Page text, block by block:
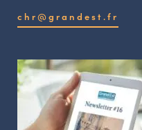
chr@grandest.fr